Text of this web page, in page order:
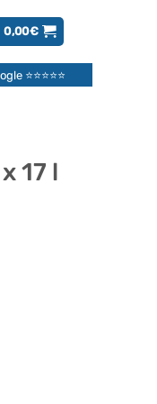
0,00€
⭐⭐⭐⭐⭐
17 l